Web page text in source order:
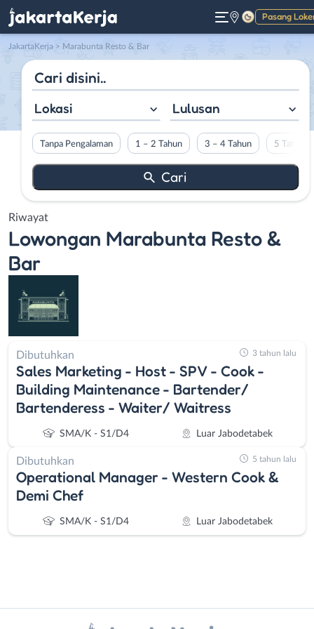
Pasang
Gelap
JakartaKerja > Marabunta Resto & Bar
Lokasi Lulusan
Tanpa Pengalaman 1 – 2 Tahun 3 – 4 Tahun 5 Tahun
Riwayat
Lowongan Marabunta Resto &
Bar
Dibutuhkan
Sales Marketing - Host - SPV - Cook -
Building Maintenance - Bartender/
Bartenderess - Waiter/ Waitress
SMA/K - S1/D4 Luar Jabodetabek
3 tahun lalu
Dibutuhkan
Operational Manager - Western Cook &
Demi Chef
SMA/K - S1/D4 Luar Jabodetabek
5 tahun lalu
Administrasi
Bebas